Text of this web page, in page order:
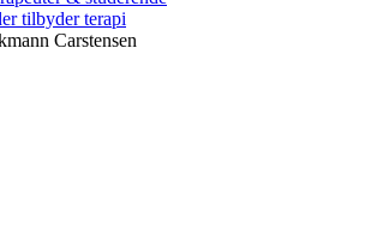
tilbyder terapi